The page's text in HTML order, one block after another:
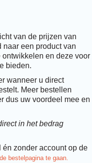
van de prijzen van
naar een product van
en deze voor
bieden.
wanneer u direct
Meer bestellen
dus uw voordeel mee en
in het bedrag
zonder account op de
bestelpagina te gaan.